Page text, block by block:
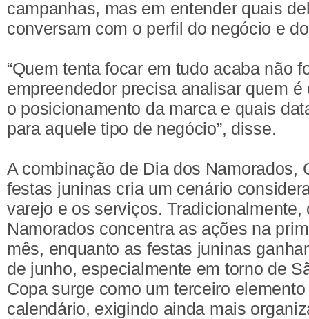
campanhas, mas em entender quais
conversam com o perfil do negócio e
“Quem tenta focar em tudo acaba não
empreendedor precisa analisar quem
o posicionamento da marca e quais
para aquele tipo de negócio”, disse.
A combinação de Dia dos Namorados,
festas juninas cria um cenário
varejo e os serviços. Tradicionalmente,
Namorados concentra as ações na
mês, enquanto as festas juninas
de junho, especialmente em torno de
Copa surge como um terceiro
calendário, exigindo ainda mais